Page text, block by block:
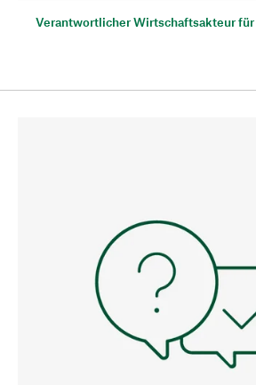
Verantwortlicher Wirtschaftsakteur für